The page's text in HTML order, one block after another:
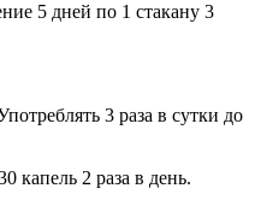
5 дней по 1 стакану 3
3 раза в сутки до
капель 2 раза в день.